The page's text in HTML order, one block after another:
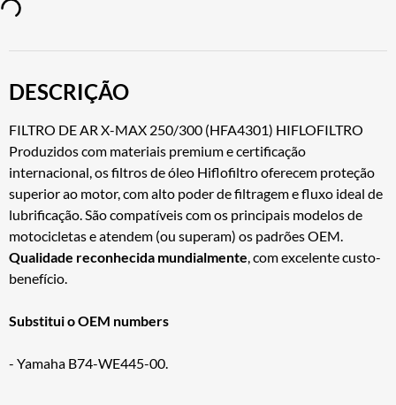
DESCRIÇÃO
FILTRO DE AR X-MAX 250/300 (HFA4301) HIFLOFILTRO
Produzidos com materiais premium e certificação
internacional, os filtros de óleo Hiflofiltro oferecem proteção
superior ao motor, com alto poder de filtragem e fluxo ideal de
lubrificação. São compatíveis com os principais modelos de
motocicletas e atendem (ou superam) os padrões OEM.
Qualidade reconhecida mundialmente , com excelente custo-
benefício.
Substitui o OEM numbers
- Yamaha B74-WE445-00.